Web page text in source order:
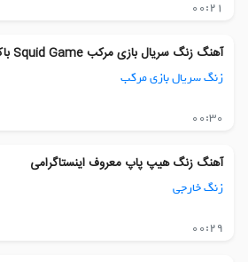
00:21
آهنگ زنگ سریال بازی مرکب Squid Game باکلام
زنگ سریال بازی مرکب
00:30
آهنگ زنگ هیپ پاپ معروف اینستاگرامی
زنگ خارجی
00:29